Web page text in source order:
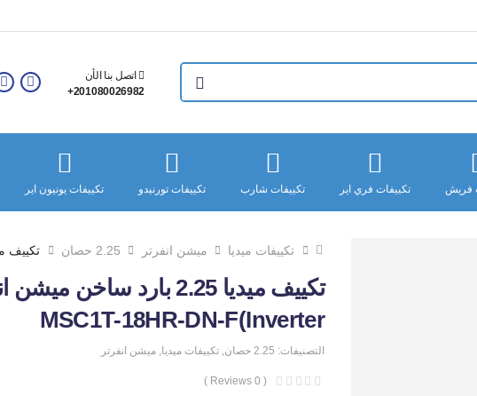
اتصل بنا الأن
201080026982+
فريش تكييفات فري اير تكييفات شارب تكييفات تورنيدو تكييفات يونيون اير
تكييفات ميديا ميشن انفرتر 2.25 حصان
Inverter)MSC1T-18HR-DN-F
التصنيفات: 2.25 حصان , تكييفات ميديا, ميشن انفرتر
( 0 Reviews )